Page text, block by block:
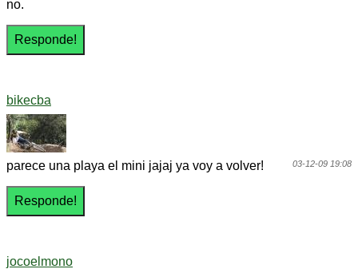
no.
bikecba
03-12-09 19:08
parece una playa el mini jajaj ya voy a volver!
jocoelmono